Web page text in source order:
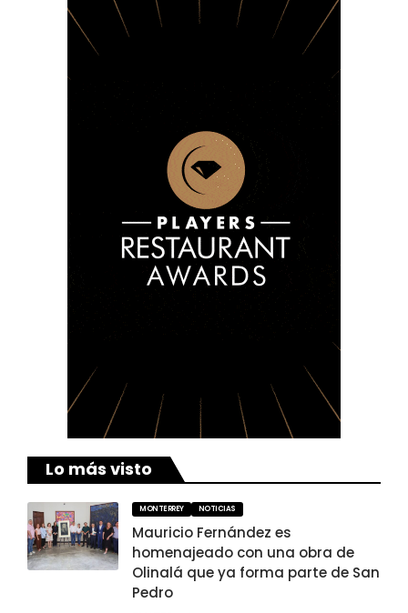
Lo más visto
MONTERREY NOTICIAS
Mauricio Fernández es
homenajeado con una obra de
Olinalá que ya forma parte de San
Pedro